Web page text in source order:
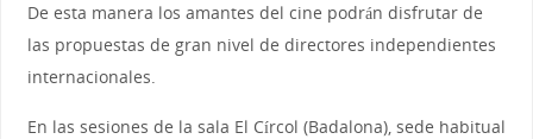
De esta manera los amantes del cine podrán disfrutar de
las propuestas de gran nivel de directores independientes
internacionales.
En las sesiones de la sala El Círcol (Badalona), sede habitual